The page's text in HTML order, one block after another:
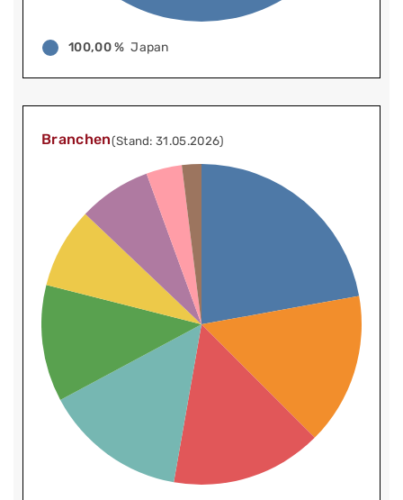
100,00 % Japan
Branchen(Stand: 31.05.2026)